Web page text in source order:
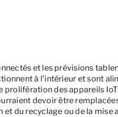
et les prévisions
à l’intérieur et sont
prolifération des appareils
devoir être
du recyclage ou de la mise